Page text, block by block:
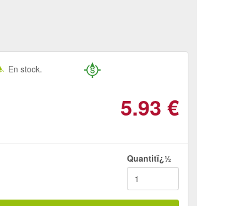
En stock.
5.93 €
Quantitï¿½